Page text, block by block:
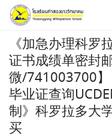
《加急办理科罗
证书成绩单密封
微/741003700
毕业证查询
制》科罗拉多大
买